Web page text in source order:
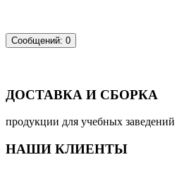
Cообщений: 0
ДОСТАВКА И СБОРКА
продукции для учебных заведений
НАШИ КЛИЕНТЫ